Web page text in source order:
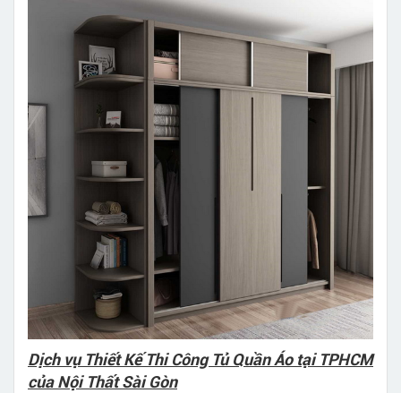
Dịch vụ Thiết Kế Thi Công Tủ Quần Áo tại TPHCM
của Nội Thất Sài Gòn